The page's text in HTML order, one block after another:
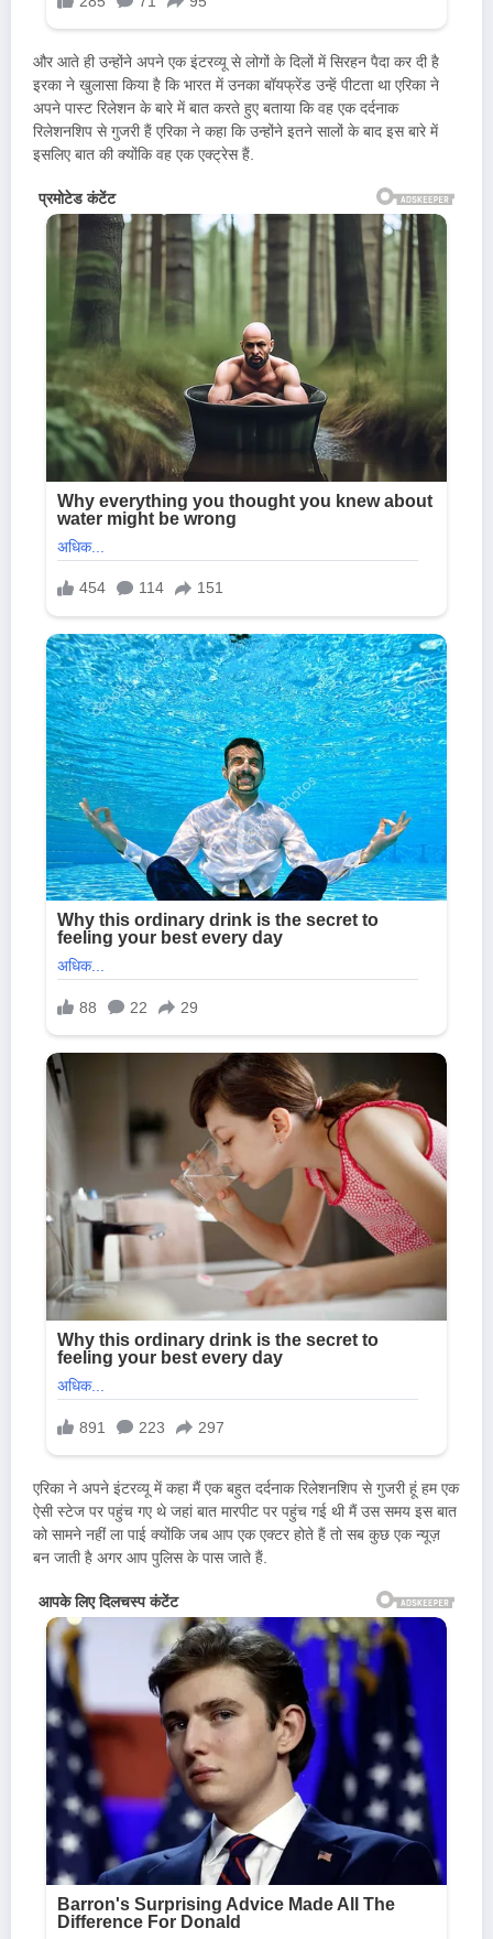
और आते ही उन्होंने अपने एक इंटरव्यू से लोगों के दिलों में सिरहन पैदा कर दी है
इरका ने खुलासा किया है कि भारत में उनका बॉयफ्रेंड उन्हें पीटता था एरिका ने
अपने पास्ट रिलेशन के बारे में बात करते हुए बताया कि वह एक दर्दनाक
रिलेशनशिप से गुजरी हैं एरिका ने कहा कि उन्होंने इतने सालों के बाद इस बारे में
इसलिए बात की क्योंकि वह एक एक्ट्रेस हैं.
एरिका ने अपने इंटरव्यू में कहा मैं एक बहुत दर्दनाक रिलेशनशिप से गुजरी हूं हम एक
ऐसी स्टेज पर पहुंच गए थे जहां बात मारपीट पर पहुंच गई थी मैं उस समय इस बात
को सामने नहीं ला पाई क्योंकि जब आप एक एक्टर होते हैं तो सब कुछ एक न्यूज़
बन जाती है अगर आप पुलिस के पास जाते हैं.